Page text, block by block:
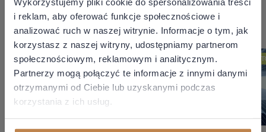
i reklam, aby oferować funkcje społecznościowe i
analizować ruch w naszej witrynie. Informacje o tym, jak
korzystasz z naszej witryny, udostępniamy partnerom
społecznościowym, reklamowym i analitycznym.
Partnerzy mogą połączyć te informacje z innymi danymi
otrzymanymi od Ciebie lub uzyskanymi podczas
korzystania z ich usług.
MOŻE CIĘ ZAINTERESOWAĆ
NISKIE PODATKI / CIT ESTOŃSKI NISKIE PODATKI / CIT